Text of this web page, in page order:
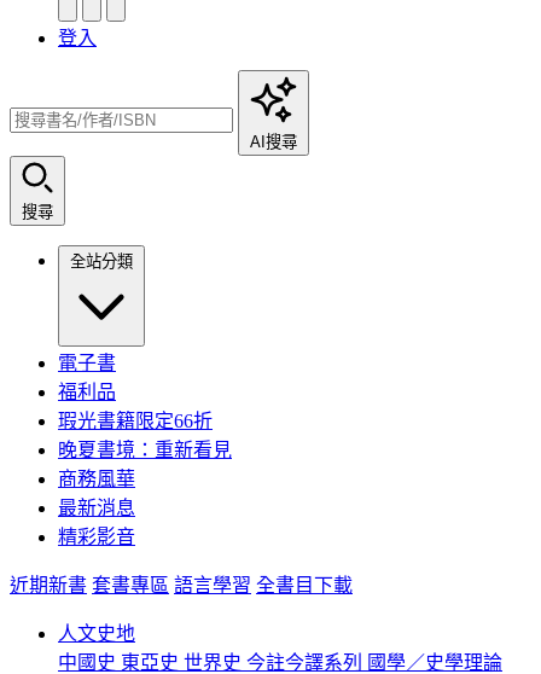
登入
AI搜尋
搜尋
全站分類
電子書
福利品
瑕光書籍限定66折
晚夏書境：重新看見
商務風華
最新消息
精彩影音
近期新書 套書專區 語言學習 全書目下載
人文史地
中國史 東亞史 世界史 今註今譯系列 國學／史學理論